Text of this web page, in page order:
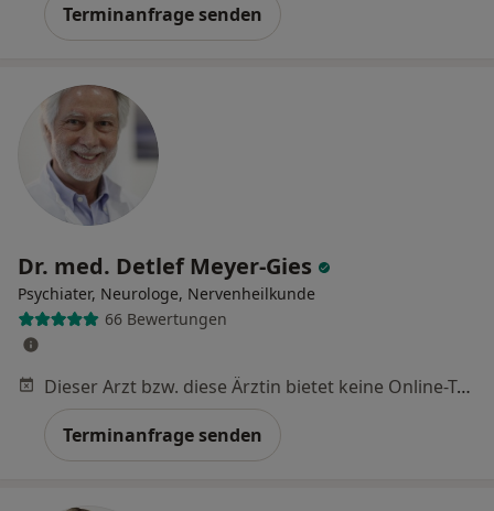
Terminanfrage senden
Dr. med. Detlef Meyer-Gies
Psychiater, Neurologe, Nervenheilkunde
66 Bewertungen
Dieser Arzt bzw. diese Ärztin bietet keine Online-Terminbuchung an diesem Standort an.
Terminanfrage senden